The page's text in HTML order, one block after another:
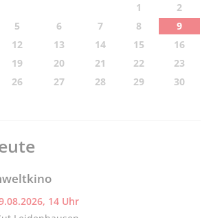
1
2
5 6 7 8
9
12 13 14 15
16
19 20 21 22
23
26 27 28 29
30
14 Uhr